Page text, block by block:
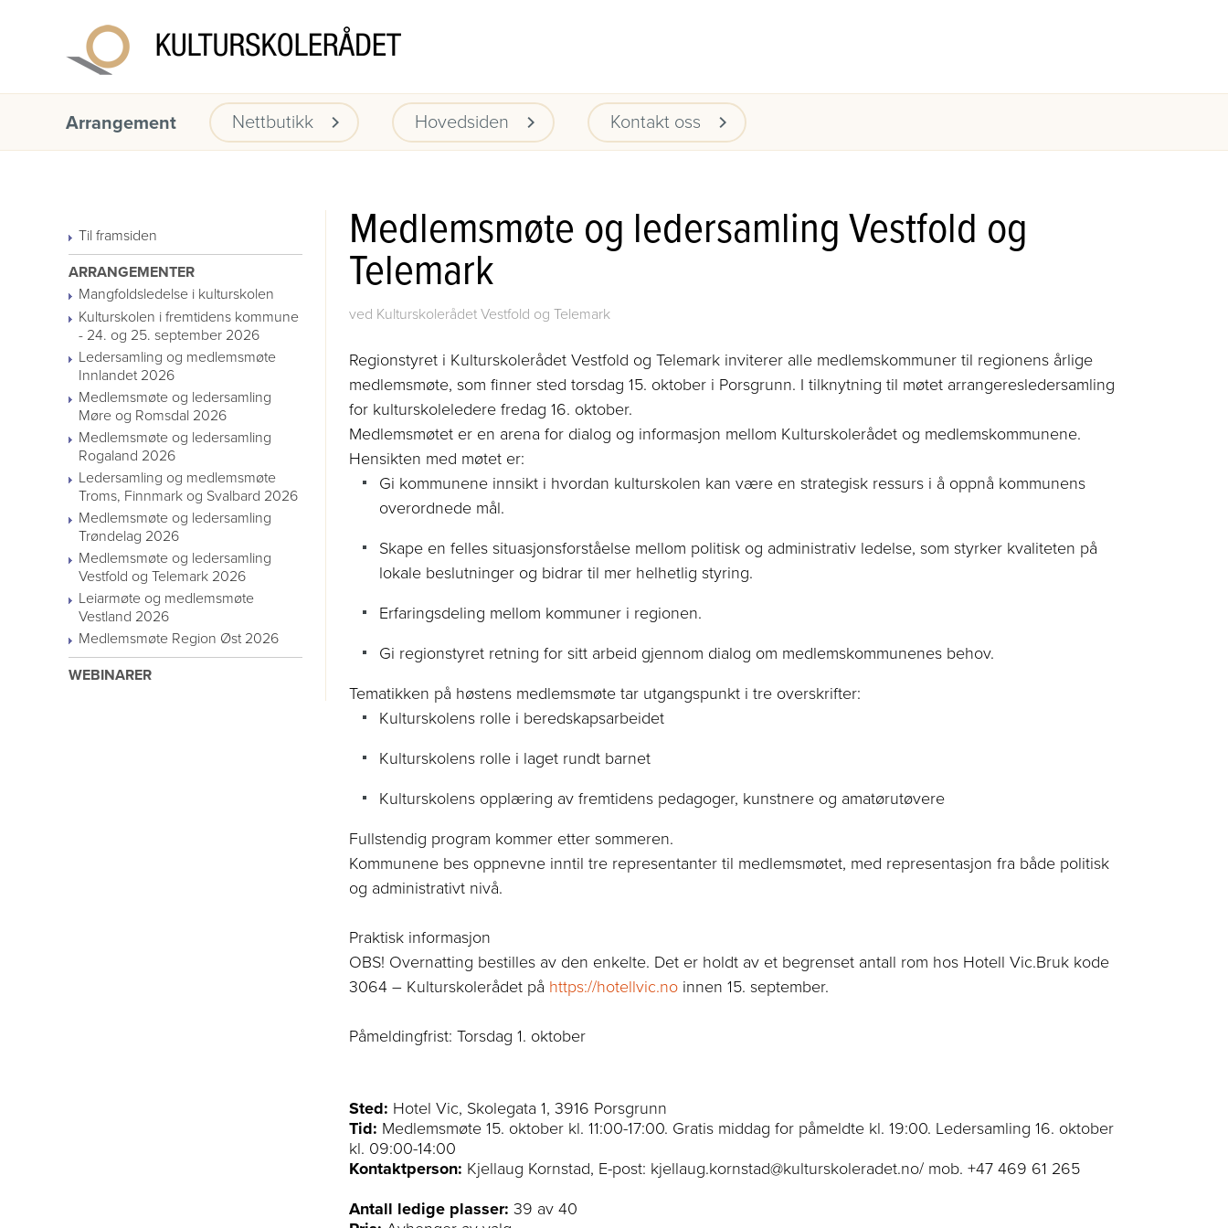
Arrangement Nettbutikk Hovedsiden Kontakt oss
Til framsiden
ARRANGEMENTER
Mangfoldsledelse i kulturskolen
Kulturskolen i fremtidens kommune
- 24. og 25. september 2026
Ledersamling og medlemsmøte
Innlandet 2026
Medlemsmøte og ledersamling
Møre og Romsdal 2026
Medlemsmøte og ledersamling
Rogaland 2026
Ledersamling og medlemsmøte
Troms, Finnmark og Svalbard 2026
Medlemsmøte og ledersamling
Trøndelag 2026
Medlemsmøte og ledersamling
Vestfold og Telemark 2026
Leiarmøte og medlemsmøte
Vestland 2026
Medlemsmøte Region Øst 2026
WEBINARER
Medlemsmøte og ledersamling Vestfold og
Telemark
ved Kulturskolerådet Vestfold og Telemark
Regionstyret i Kulturskolerådet Vestfold og Telemark inviterer alle medlemskommuner til regionens årlige
medlemsmøte, som finner sted torsdag 15. oktober i Porsgrunn. I tilknytning til møtet arrangeresledersamling
for kulturskoleledere fredag 16. oktober.
Medlemsmøtet er en arena for dialog og informasjon mellom Kulturskolerådet og medlemskommunene.
Hensikten med møtet er:
Gi kommunene innsikt i hvordan kulturskolen kan være en strategisk ressurs i å oppnå kommunens
overordnede mål.
Skape en felles situasjonsforståelse mellom politisk og administrativ ledelse, som styrker kvaliteten på
lokale beslutninger og bidrar til mer helhetlig styring.
Erfaringsdeling mellom kommuner i regionen.
Gi regionstyret retning for sitt arbeid gjennom dialog om medlemskommunenes behov.
Tematikken på høstens medlemsmøte tar utgangspunkt i tre overskrifter:
Kulturskolens rolle i beredskapsarbeidet
Kulturskolens rolle i laget rundt barnet
Kulturskolens opplæring av fremtidens pedagoger, kunstnere og amatørutøvere
Fullstendig program kommer etter sommeren.
Kommunene bes oppnevne inntil tre representanter til medlemsmøtet, med representasjon fra både politisk
og administrativt nivå.
Praktisk informasjon
OBS! Overnatting bestilles av den enkelte. Det er holdt av et begrenset antall rom hos Hotell Vic.Bruk kode
3064 – Kulturskolerådet på https://hotellvic.no innen 15. september.
Påmeldingfrist: Torsdag 1. oktober
Sted: Hotel Vic, Skolegata 1, 3916 Porsgrunn
Tid: Medlemsmøte 15. oktober kl. 11:00-17:00. Gratis middag for påmeldte kl. 19:00. Ledersamling 16. oktober
kl. 09:00-14:00
Kontaktperson: Kjellaug Kornstad, E-post: kjellaug.kornstad@kulturskoleradet.no/ mob. +47 469 61 265
Antall ledige plasser: 39 av 40